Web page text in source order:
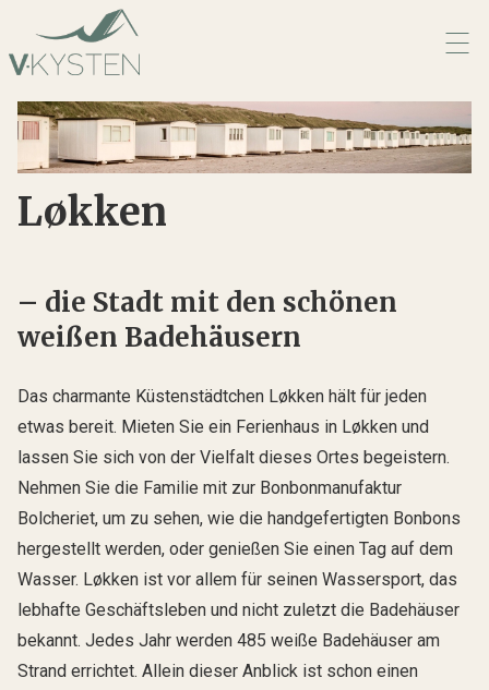
Løkken
– die Stadt mit den schönen
weißen Badehäusern
Das charmante Küstenstädtchen Løkken hält für jeden
etwas bereit. Mieten Sie ein Ferienhaus in Løkken und
lassen Sie sich von der Vielfalt dieses Ortes begeistern.
Nehmen Sie die Familie mit zur Bonbonmanufaktur
Bolcheriet, um zu sehen, wie die handgefertigten Bonbons
hergestellt werden, oder genießen Sie einen Tag auf dem
Wasser. Løkken ist vor allem für seinen Wassersport, das
lebhafte Geschäftsleben und nicht zuletzt die Badehäuser
bekannt. Jedes Jahr werden 485 weiße Badehäuser am
Strand errichtet. Allein dieser Anblick ist schon einen